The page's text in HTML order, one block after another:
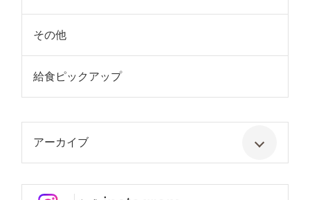
その他
給食ピックアップ
アーカイブ